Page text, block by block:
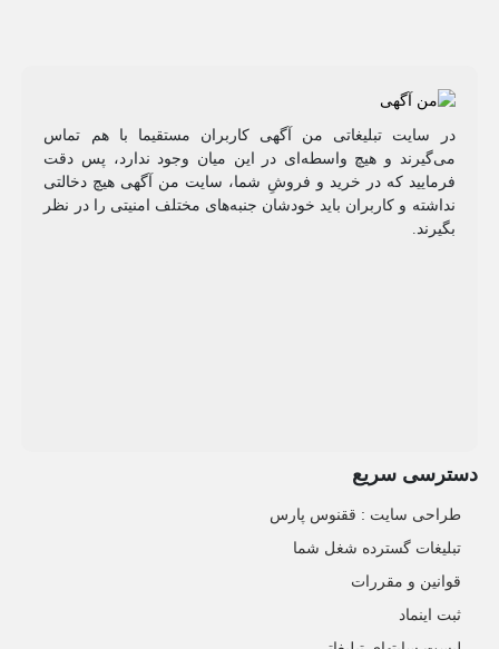
در سایت تبلیغاتی من آگهی کاربران مستقیما با هم تماس
می‌گیرند و هیچ واسطه‌ای در این میان وجود ندارد، پس دقت
فرمایید که در خرید و فروشِ شما، سایت من آگهی هیچ دخالتی
نداشته و کاربران باید خودشان جنبه‌های مختلف امنیتی را در نظر
بگیرند.
دسترسی سریع
طراحی سایت :‌ ققنوس پارس
تبلیغات گسترده شغل شما
قوانین و مقررات
ثبت اینماد